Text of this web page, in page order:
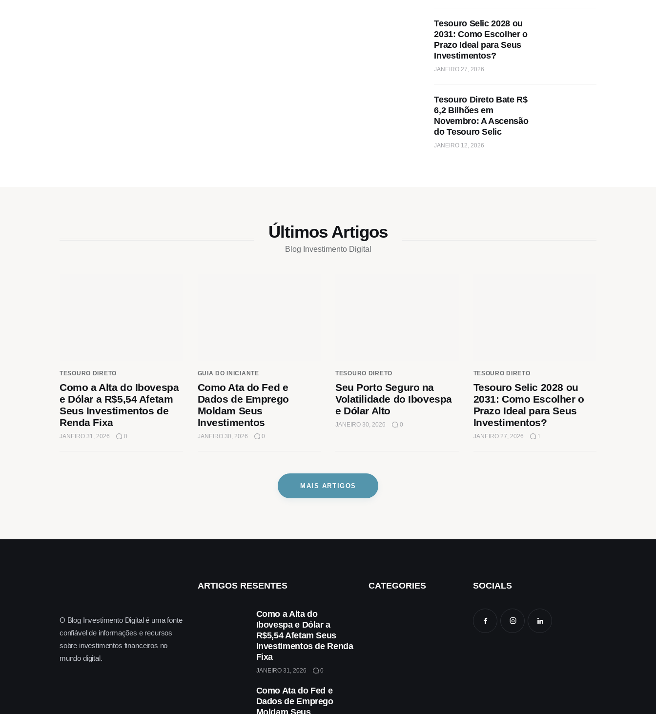
Tesouro Selic 2028 ou
2031: Como Escolher o
Prazo Ideal para Seus
Investimentos?
JANEIRO 27, 2026
Tesouro Direto Bate R$
6,2 Bilhões em
Novembro: A Ascensão
do Tesouro Selic
JANEIRO 12, 2026
Últimos Artigos
Blog Investimento Digital
TESOURO DIRETO
Como a Alta do Ibovespa
e Dólar a R$5,54 Afetam
Seus Investimentos de
Renda Fixa
JANEIRO 31, 2026 0
GUIA DO INICIANTE
Como Ata do Fed e
Dados de Emprego
Moldam Seus
Investimentos
JANEIRO 30, 2026 0
TESOURO DIRETO
Seu Porto Seguro na
Volatilidade do Ibovespa
e Dólar Alto
JANEIRO 30, 2026 0
TESOURO DIRETO
Tesouro Selic 2028 ou
2031: Como Escolher o
Prazo Ideal para Seus
Investimentos?
JANEIRO 27, 2026 1
MAIS ARTIGOS
O Blog Investimento Digital é uma fonte
confiável de informações e recursos
sobre investimentos financeiros no
mundo digital.
ARTIGOS RESENTES
Como a Alta do
Ibovespa e Dólar a
R$5,54 Afetam Seus
Investimentos de Renda
Fixa
JANEIRO 31, 2026 0
Como Ata do Fed e
Dados de Emprego
Moldam Seus
CATEGORIES SOCIALS